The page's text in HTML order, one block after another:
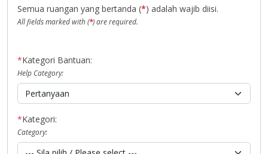
Semua ruangan yang bertanda (*) adalah wajib diisi.
All fields marked with (*) are required.
*Kategori Bantuan:
Help Category:
*Kategori:
Category: